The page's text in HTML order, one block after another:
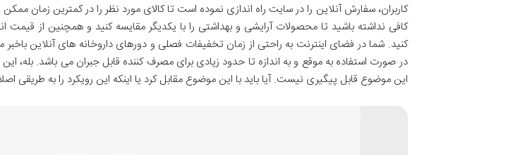
کاربران، سفارش آنلاین را در سایت راه اندازی نموده است تا کالای مورد نظر را در کمترین
کافی نداشته باشید تا محصولات آرایشی و بهداشتی را با یکدیگر مقایسه کنید و همچنین از قیمت
کنید. شما در فضای اینترنت به راحتی از زمان تخفیفات فصلی و دورهای داروخانه های آنلاین
در صورت استفاده به موقع و به اندازه تا حدود زیادی برای مصرف کننده قابل جبران می باشد. بله،
این موضوع قابل پیگیری نیست. آیا باید با این موضوع مقابل کرد یا اینکه این رویکرد را به طریقی